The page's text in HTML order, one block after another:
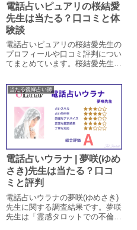
電話占いピュアリの桜結愛
先生は当たる？口コミと体
験談
電話占いピュアリの桜結愛先生の
プロフィールや口コミ評判につい
てまとめています。桜結愛先生は
相談に強い占い師です。タレント
をはじめとした有名人も鑑定する
人気の先生ですが、桜結愛先生の
鑑定を口コミや体験談から検証し
ます。
当たる復縁占い師
電話占いウラナ | 夢咲(ゆめ
さき)先生は当たる？口コ
ミと評判
電話占いウラナの夢咲(ゆめさき)
先生に関する調査結果です。夢咲
先生は「霊感タロットでの不倫・